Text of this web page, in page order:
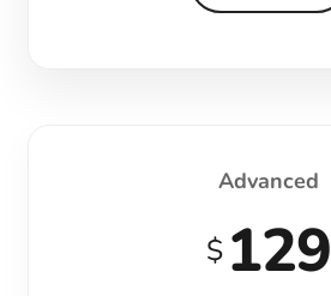
Advanced
$ 129